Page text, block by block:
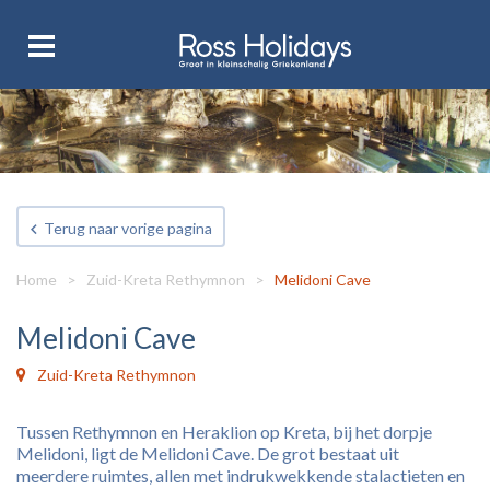
Terug naar vorige pagina
Home > Zuid-Kreta Rethymnon > Melidoni Cave
Melidoni Cave
Zuid-Kreta Rethymnon
Tussen Rethymnon en Heraklion op Kreta, bij het dorpje
Melidoni, ligt de Melidoni Cave. De grot bestaat uit
meerdere ruimtes, allen met indrukwekkende stalactieten en